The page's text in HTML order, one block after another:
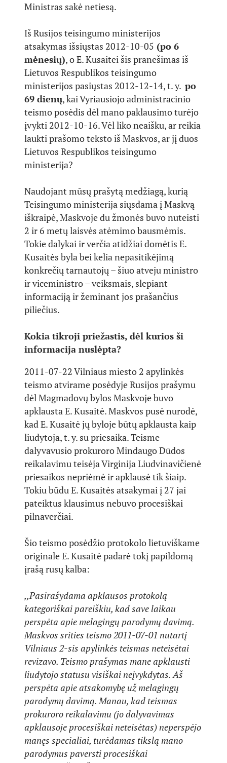
Ministras sakė netiesą.
Iš Rusijos teisingumo ministerijos
atsakymas išsiųstas 2012-10-05 (po 6
mėnesių), o E. Kusaitei šis pranešimas iš
Lietuvos Respublikos teisingumo
ministerijos pasiųstas 2012-12-14, t. y. po
69 dienų, kai Vyriausiojo administracinio
teismo posėdis dėl mano paklausimo turėjo
įvykti 2012-10-16. Vėl liko neaišku, ar reikia
laukti prašomo teksto iš Maskvos, ar jį duos
Lietuvos Respublikos teisingumo
ministerija?
Naudojant mūsų prašytą medžiagą, kurią
Teisingumo ministerija siųsdama į Maskvą
iškraipė, Maskvoje du žmonės buvo nuteisti
2 ir 6 metų laisvės atėmimo bausmėmis.
Tokie dalykai ir verčia atidžiai domėtis E.
Kusaitės byla bei kelia nepasitikėjimą
konkrečių tarnautojų – šiuo atveju ministro
ir viceministro – veiksmais, slepiant
informaciją ir žeminant jos prašančius
piliečius.
Kokia tikroji priežastis, dėl kurios ši
informacija nuslėpta?
2011-07-22 Vilniaus miesto 2 apylinkės
teismo atvirame posėdyje Rusijos prašymu
dėl Magmadovų bylos Maskvoje buvo
apklausta E. Kusaitė. Maskvos pusė nurodė,
kad E. Kusaitė jų byloje būtų apklausta kaip
liudytoja, t. y. su priesaika. Teisme
dalyvavusio prokuroro Mindaugo Dūdos
reikalavimu teisėja Virginija Liudvinavičienė
priesaikos nepriėmė ir apklausė tik šiaip.
Tokiu būdu E. Kusaitės atsakymai į 27 jai
pateiktus klausimus nebuvo procesiškai
pilnaverčiai.
Šio teismo posėdžio protokolo lietuviškame
originale E. Kusaitė padarė tokį papildomą
įrašą rusų kalba:
,,Pasirašydama apklausos protokolą
kategoriškai pareiškiu, kad save laikau
perspėta apie melagingų parodymų davimą.
Maskvos srities teismo 2011-07-01 nutartį
Vilniaus 2-sis apylinkės teismas neteisėtai
revizavo. Teismo prašymas mane apklausti
liudytojo statusu visiškai neįvykdytas. Aš
perspėta apie atsakomybę už melagingų
parodymų davimą. Manau, kad teismas
prokuroro reikalavimu (jo dalyvavimas
apklausoje procesiškai neteisėtas) neperspėjo
manęs specialiai, turėdamas tikslą mano
parodymus paversti procesiškai